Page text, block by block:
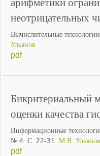
неотрицательных
Вычислительные
Ульянов
pdf
Бикритериальный
оценки качества
Информационные
№ 4. С. 22-31. М.В. Ульянов
pdf